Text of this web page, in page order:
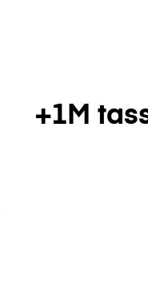
+1M